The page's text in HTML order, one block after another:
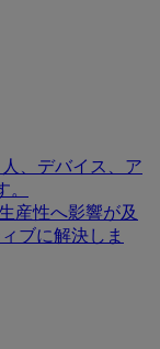
人、デバイス、ア
産性へ影響が及
ブに解決しま